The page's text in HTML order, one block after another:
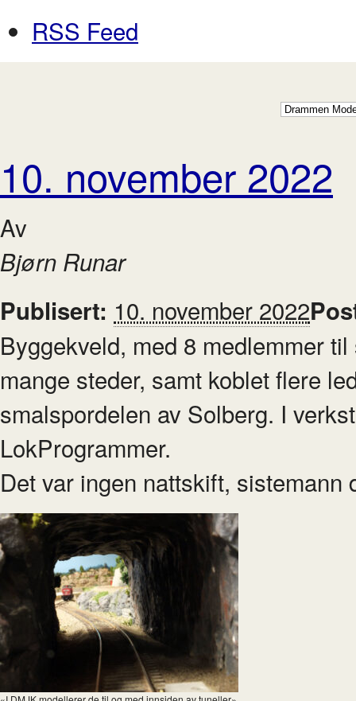
RSS Feed
10. november 2022
Av
Bjørn Runar
Publisert: 10. november 2022
Byggekveld, med 8 medlemmer
mange steder, samt koblet flere
smalspordelen av Solberg. I
LokProgrammer.
Det var ingen nattskift, sistemann